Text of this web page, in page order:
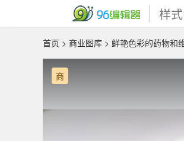
样
首页 > 商业图库 > 鲜艳色彩的药物和
商